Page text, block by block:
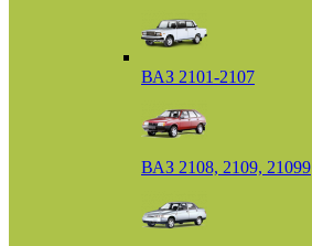
ВАЗ 2101-2107
ВАЗ 2108, 2109, 21099